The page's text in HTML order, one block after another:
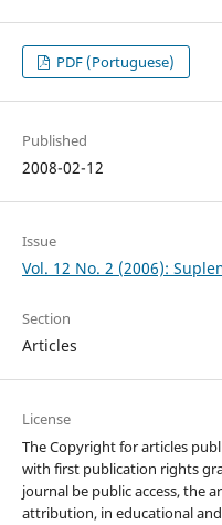
PDF (Portuguese)
Published
2008-02-12
Issue
Vol. 12 No. 2 (2006):
Section
Articles
License
The Copyright for articles
with first publication rights
journal be public access, the
attribution, in educational